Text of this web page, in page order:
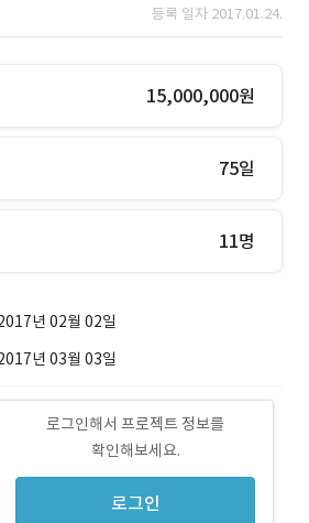
등록 일자 2017.01.24.
15,000,000원
75일
11명
년 02월 02일
년 03월 03일
로그인해서 프로젝트 정보를
확인해보세요.
로그인